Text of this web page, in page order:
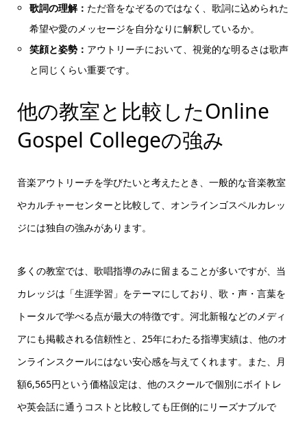
歌詞の理解： ただ音をなぞるのではなく、歌詞に込められた
希望や愛のメッセージを自分なりに解釈しているか。
笑顔と姿勢： アウトリーチにおいて、視覚的な明るさは歌声
と同じくらい重要です。
他の教室と比較したOnline
Gospel Collegeの強み
音楽アウトリーチを学びたいと考えたとき、一般的な音楽教室
やカルチャーセンターと比較して、オンラインゴスペルカレッ
ジには独自の強みがあります。
多くの教室では、歌唱指導のみに留まることが多いですが、当
カレッジは「生涯学習」をテーマにしており、歌・声・言葉を
トータルで学べる点が最大の特徴です。河北新報などのメディ
アにも掲載される信頼性と、25年にわたる指導実績は、他のオ
ンラインスクールにはない安心感を与えてくれます。また、月
額6,565円という価格設定は、他のスクールで個別にボイトレ
や英会話に通うコストと比較しても圧倒的にリーズナブルで